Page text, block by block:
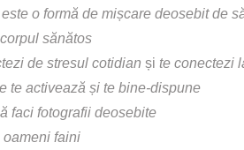
o formă de mișcare deosebit de
sănătos
de stresul cotidian și te conectezi
te activează și te bine-dispune
faci fotografii deosebite
faini